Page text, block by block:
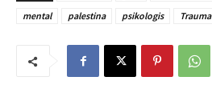
mental
palestina psikologis Trauma